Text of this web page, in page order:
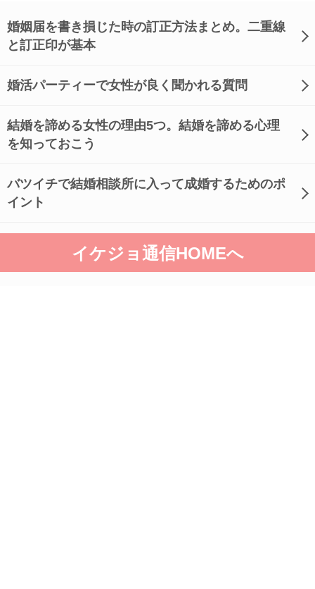
婚姻届を書き損じた時の訂正方法まとめ。二重線
と訂正印が基本
婚活パーティーで女性が良く聞かれる質問
結婚を諦める女性の理由5つ。結婚を諦める心理
を知っておこう
バツイチで結婚相談所に入って成婚するためのポ
イント
イケジョ通信HOMEへ